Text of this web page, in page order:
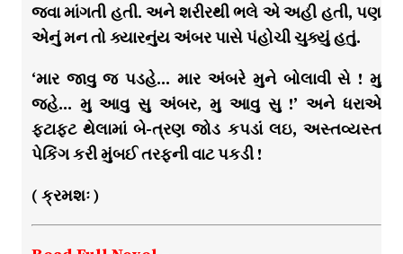
જવા માંગતી હતી. અને શરીરથી ભલે એ અહી હતી, પણ
એનું મન તો ક્યારનુંય અંબર પાસે પંહોચી ચુક્યું હતું.
‘માર જાવુ જ પડહે… માર અંબરે મુને બોલાવી સે ! મુ
જહે… મુ આવુ સુ અંબર, મુ આવુ સુ !’ અને ધરાએ
ફટાફટ થેલામાં બે-ત્રણ જોડ કપડાં લઇ, અસ્તવ્યસ્ત
પેકિંગ કરી મુંબઈ તરફની વાટ પકડી !
( ક્રમશઃ )